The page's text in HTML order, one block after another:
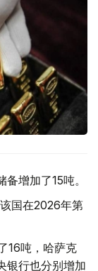
增加了15吨。
国在2026年第
16吨，哈萨克
银行也分别增加